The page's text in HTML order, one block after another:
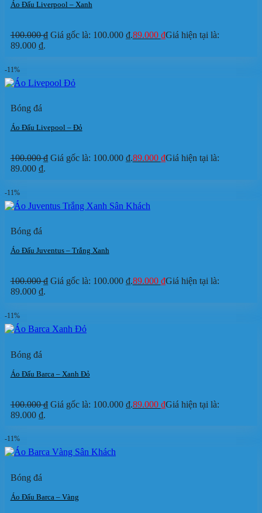
Áo Đấu Liverpool – Xanh
100.000₫ Giá gốc là: 100.000 ₫.89.000 ₫Giá hiện tại là:
89.000 ₫.
-11%
Bóng đá
Áo Đấu Livepool – Đỏ
100.000₫ Giá gốc là: 100.000 ₫.89.000 ₫Giá hiện tại là:
89.000 ₫.
-11%
Bóng đá
Áo Đấu Juventus – Trắng Xanh
100.000₫ Giá gốc là: 100.000 ₫.89.000 ₫Giá hiện tại là:
89.000 ₫.
-11%
Bóng đá
Áo Đấu Barca – Xanh Đỏ
100.000₫ Giá gốc là: 100.000 ₫.89.000 ₫Giá hiện tại là:
89.000 ₫.
-11%
Bóng đá
Áo Đấu Barca – Vàng